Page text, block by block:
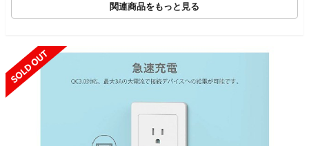
関連商品をもっと見る
SOLD OUT